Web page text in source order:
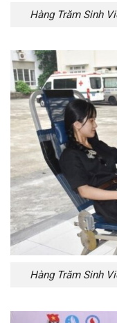
Hàng Trăm Sinh
Hàng Trăm Sinh